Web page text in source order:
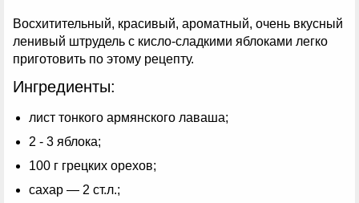
Восхитительный, красивый, ароматный, очень вкусный
ленивый штрудель с кисло-сладкими яблоками легко
приготовить по этому рецепту.
Ингредиенты:
лист тонкого армянского лаваша;
2 - 3 яблока;
100 г грецких орехов;
сахар — 2 ст.л.;